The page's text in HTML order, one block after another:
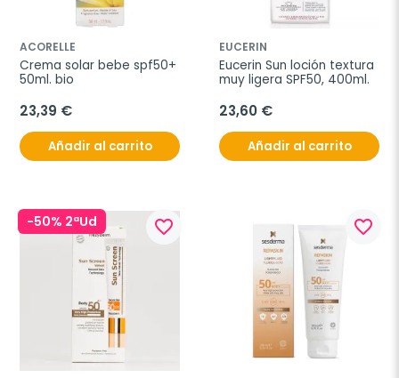
ACORELLE
Crema solar bebe spf50+
50ml. bio
23,39 €
Añadir al carrito
EUCERIN
Eucerin Sun loción textura
muy ligera SPF50, 400ml.
23,60 €
Añadir al carrito
-50% 2ªUd favorite_border favorite_border